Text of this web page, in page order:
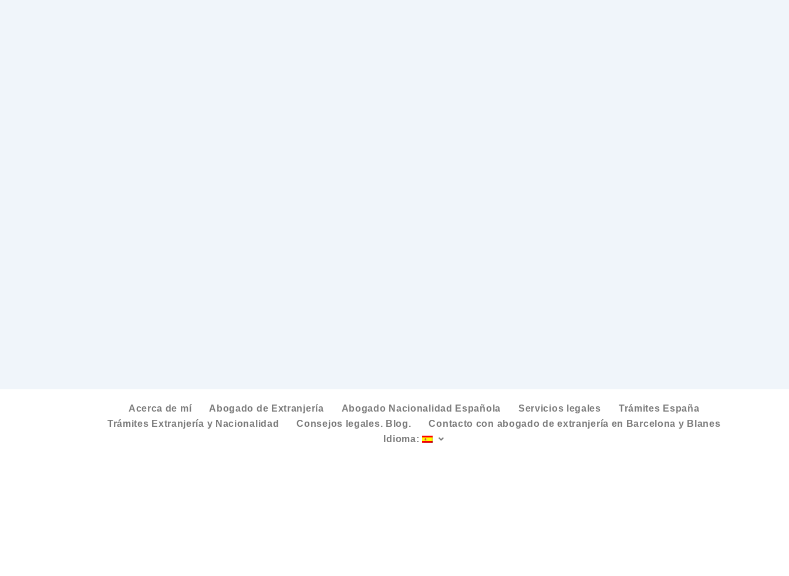
Acerca de mí Abogado de Extranjería Abogado Nacionalidad Española Servicios legales
Trámites España
Trámites Extranjería y Nacionalidad
Consejos legales. Blog.
Contacto con abogado de extranjería en Barcelona y Blanes
Idioma: